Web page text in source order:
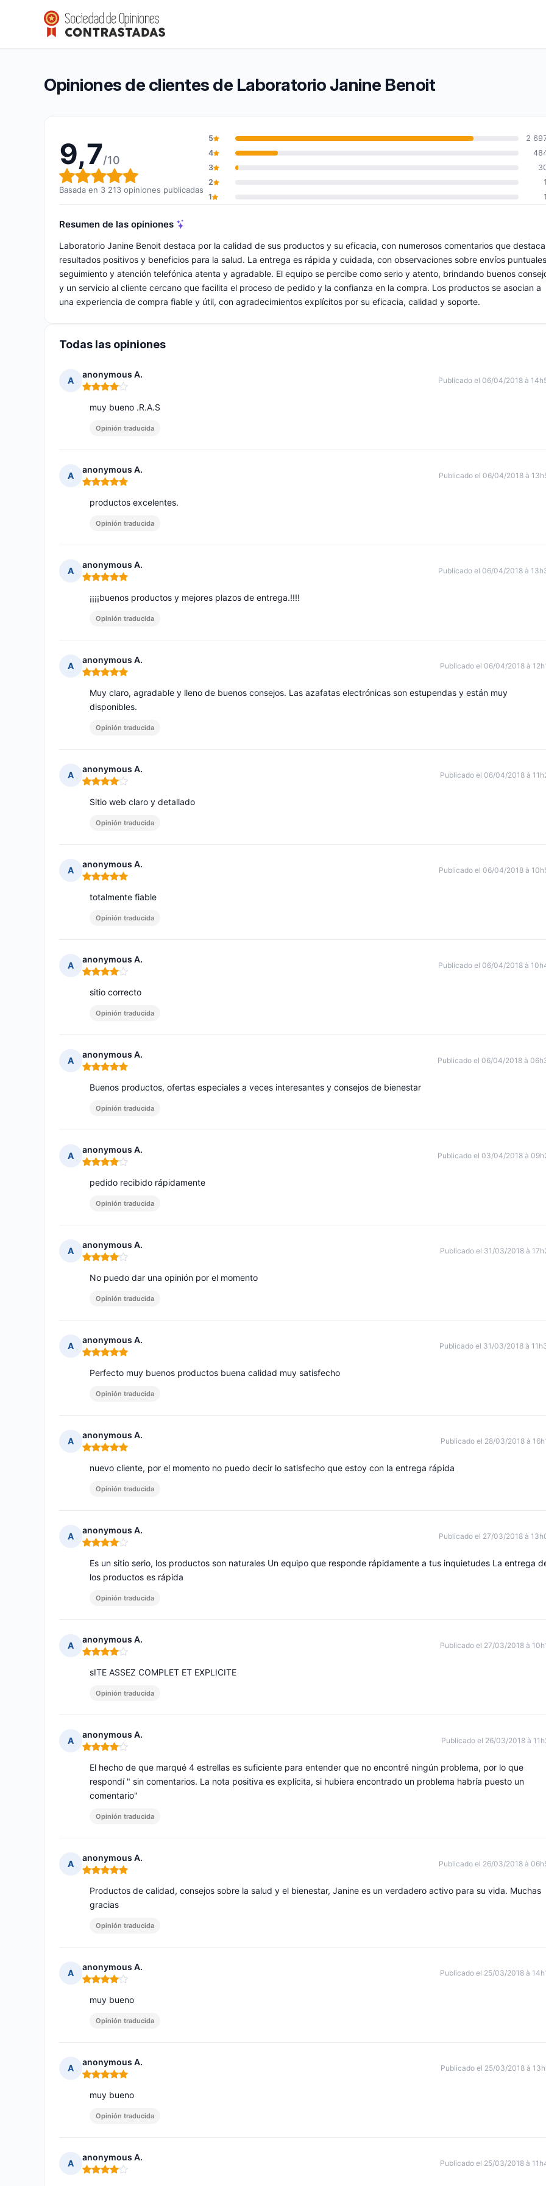
Laboratorio Janine Benoit
Calificación global: 9,7 de 10
9,7/10(3 213 opiniones)
Opiniones de clientes de Laboratorio Janine Benoit
9,7/10
Calificación global: 9,7 de 10
Basada en 3 213 opiniones publicadas
5
2
4
3
2
1
1
1
Resumen de las opiniones
Laboratorio Janine Benoit destaca por la calidad de sus productos y su eficacia, con numerosos comentarios que
resultados positivos y beneficios para la salud. La entrega es rápida y cuidada, con observaciones sobre envíos
seguimiento y atención telefónica atenta y agradable. El equipo se percibe como serio y atento, brindando buenos
y un servicio al cliente cercano que facilita el proceso de pedido y la confianza en la compra. Los productos se asocian a
una experiencia de compra fiable y útil, con agradecimientos explícitos por su eficacia, calidad y soporte.
Todas las opiniones
A
anonymous A.
Nota: 4 de 5
Publicado el 06/04/2018 à
muy bueno .R.A.S
Opinión traducida
A
anonymous A.
Nota: 5 de 5
Publicado el 06/04/2018 à
productos excelentes.
Opinión traducida
A
anonymous A.
Nota: 5 de 5
Publicado el 06/04/2018 à
¡¡¡¡buenos productos y mejores plazos de entrega.!!!!
Opinión traducida
A
anonymous A.
Nota: 5 de 5
Publicado el 06/04/2018 à
Muy claro, agradable y lleno de buenos consejos. Las azafatas electrónicas son estupendas y están muy
disponibles.
Opinión traducida
A
anonymous A.
Nota: 4 de 5
Publicado el 06/04/2018 à
Sitio web claro y detallado
Opinión traducida
A
anonymous A.
Nota: 5 de 5
Publicado el 06/04/2018 à
totalmente fiable
Opinión traducida
A
anonymous A.
Nota: 4 de 5
Publicado el 06/04/2018 à
sitio correcto
Opinión traducida
A
anonymous A.
Nota: 5 de 5
Publicado el 06/04/2018 à
Buenos productos, ofertas especiales a veces interesantes y consejos de bienestar
Opinión traducida
A
anonymous A.
Nota: 4 de 5
Publicado el 03/04/2018 à
pedido recibido rápidamente
Opinión traducida
A
anonymous A.
Nota: 4 de 5
Publicado el 31/03/2018 à
No puedo dar una opinión por el momento
Opinión traducida
A
anonymous A.
Nota: 5 de 5
Publicado el 31/03/2018 à
Perfecto muy buenos productos buena calidad muy satisfecho
Opinión traducida
A
anonymous A.
Nota: 5 de 5
Publicado el 28/03/2018 à
nuevo cliente, por el momento no puedo decir lo satisfecho que estoy con la entrega rápida
Opinión traducida
A
anonymous A.
Nota: 4 de 5
Publicado el 27/03/2018 à
Es un sitio serio, los productos son naturales Un equipo que responde rápidamente a tus inquietudes La entrega
los productos es rápida
Opinión traducida
A
anonymous A.
Nota: 4 de 5
Publicado el 27/03/2018 à
sITE ASSEZ COMPLET ET EXPLICITE
Opinión traducida
A
anonymous A.
Nota: 4 de 5
Publicado el 26/03/2018 à
El hecho de que marqué 4 estrellas es suficiente para entender que no encontré ningún problema, por lo que
respondí " sin comentarios. La nota positiva es explícita, si hubiera encontrado un problema habría puesto un
comentario"
Opinión traducida
A
anonymous A.
Nota: 5 de 5
Publicado el 26/03/2018 à
Productos de calidad, consejos sobre la salud y el bienestar, Janine es un verdadero activo para su vida. Muchas
gracias
Opinión traducida
A
anonymous A.
Nota: 4 de 5
Publicado el 25/03/2018 à
muy bueno
Opinión traducida
A
anonymous A.
Nota: 5 de 5
Publicado el 25/03/2018 à
muy bueno
Opinión traducida
A
anonymous A.
Nota: 4 de 5
Publicado el 25/03/2018 à